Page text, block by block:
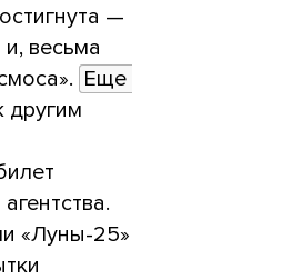
—
весьма
Еще
другим
«Луны-25»